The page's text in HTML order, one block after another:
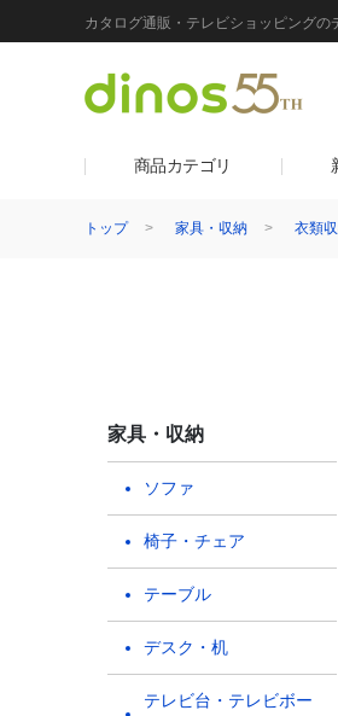
カタログ通販・テレビショッピングの
商品カテゴリ
トップ 家具・収納 衣類
家具・収納
ソファ
椅子・チェア
テーブル
デスク・机
テレビ台・テレビボー